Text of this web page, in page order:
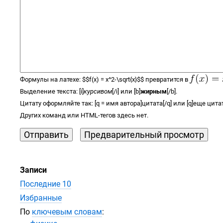
Формулы на латехе:$$f(x) =x^2-\sqrt{x}$$ превратится в
Выделение текста: [i]курсивом[/i] или [b]жирным [/b].
Цитату оформляйте так: [q = имя автора]цитата[/q] или [q]еще
Других команд или HTML-тегов здесь нет.
Записи
Последние 10
Избранные
По ключевым словам: